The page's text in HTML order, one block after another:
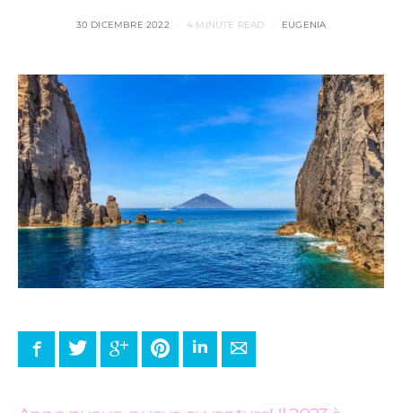
30 DICEMBRE 2022 4 MINUTE READ EUGENIA
FacebookTwitter Google+ PinterestLinkedInE-mail